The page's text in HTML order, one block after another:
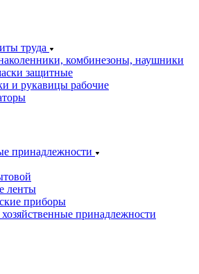
труда
комбинезоны, наушники
защитные
и рукавицы рабочие
принадлежности
ленты
приборы
принадлежности